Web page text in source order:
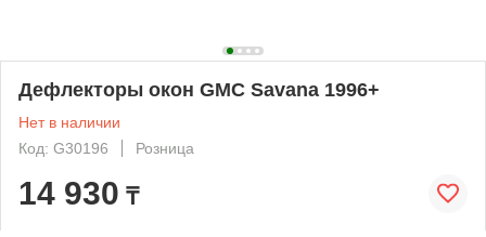
Дефлекторы окон GMC Savana 1996+
Нет в наличии
Код: G30196
Розница
14 930 ₸